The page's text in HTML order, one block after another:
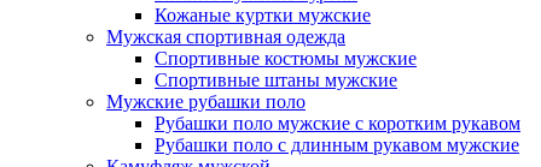
Кожаные куртки мужские
Мужская спортивная одежда
Спортивные костюмы мужские
Спортивные штаны мужские
Мужские рубашки поло
Рубашки поло мужские с коротким рукавом
Рубашки поло с длинным рукавом мужские